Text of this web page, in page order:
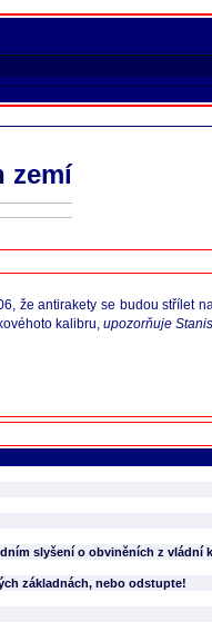
zemí
že antirakety se budou střílet
kalibru, upozorňuje
slyšení o obviněních z vládní
základnách, nebo odstupte!